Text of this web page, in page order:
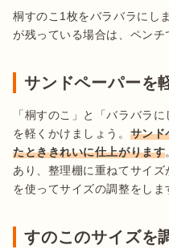
桐すのこ1枚をバラバラにし
が残っている場合は、ペンチ
サンドペーパーを
「桐すのこ」と「バラバラ
を軽くかけましょう。 サンド
たとききれいに仕上がります
あり、整理棚に重ねてサイ
すのこのサイズを